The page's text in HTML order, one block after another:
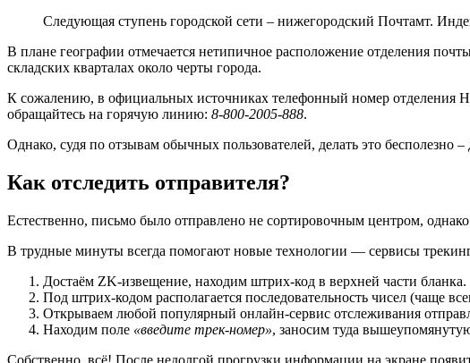
Следующая ступень городской сети – нижегородский Почтамт.
В плане географии отмечается нетипичное расположение отделения
складских кварталах около черты города.
К сожалению, в официальных источниках телефонный номер отделения
обращайтесь на горячую линию: 8-800-2005-888.
Однако, судя по отзывам обычных пользователей, делать это бесполезно
Как отследить отправителя?
Естественно, письмо было отправлено не сортировочным центром,
В трудные минуты всегда помогают новые технологии — сервисы
Достаём ZK-извещение, находим штрих-код в верхней части бланка.
Под штрих-кодом располагается последовательность чисел (чаще
Открываем любой популярный онлайн-сервис отслеживания
Находим поле «введите трек-номер», заносим туда